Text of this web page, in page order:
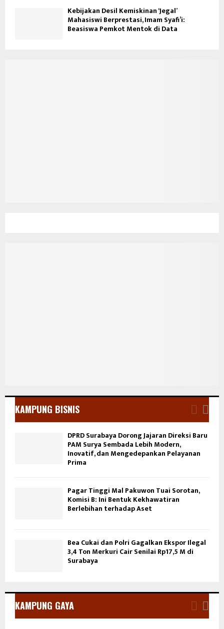
Kebijakan Desil Kemiskinan ‘Jegal’
Mahasiswi Berprestasi, Imam Syafi’i:
Beasiswa Pemkot Mentok di Data
KAMPUNG BISNIS
DPRD Surabaya Dorong Jajaran Direksi Baru
PAM Surya Sembada Lebih Modern,
Inovatif, dan Mengedepankan Pelayanan
Prima
Pagar Tinggi Mal Pakuwon Tuai Sorotan,
Komisi B: Ini Bentuk Kekhawatiran
Berlebihan terhadap Aset
Bea Cukai dan Polri Gagalkan Ekspor Ilegal
3,4 Ton Merkuri Cair Senilai Rp17,5 M di
Surabaya
KAMPUNG GAYA